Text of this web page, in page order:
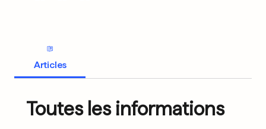
Articles
Toutes les informations